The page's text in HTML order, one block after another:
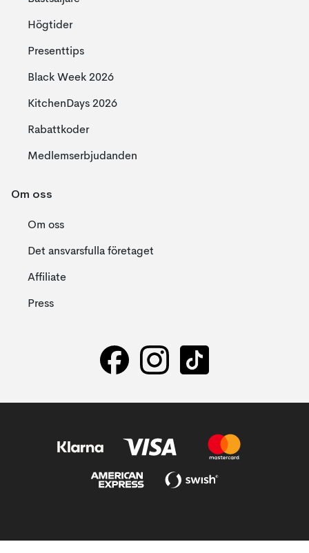
Högtider
Presenttips
Black Week 2026
KitchenDays 2026
Rabattkoder
Medlemserbjudanden
Om oss
Om oss
Det ansvarsfulla företaget
Affiliate
Press